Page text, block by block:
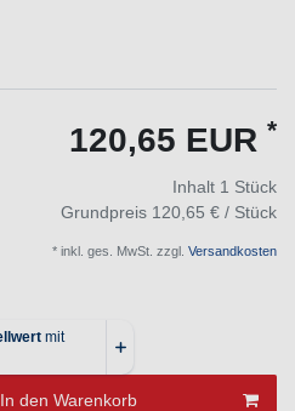
120,65 EUR *
Inhalt 1 Stück
Grundpreis 120,65 € / Stück
* inkl. ges. MwSt. zzgl. Versandkosten
In den Warenkorb